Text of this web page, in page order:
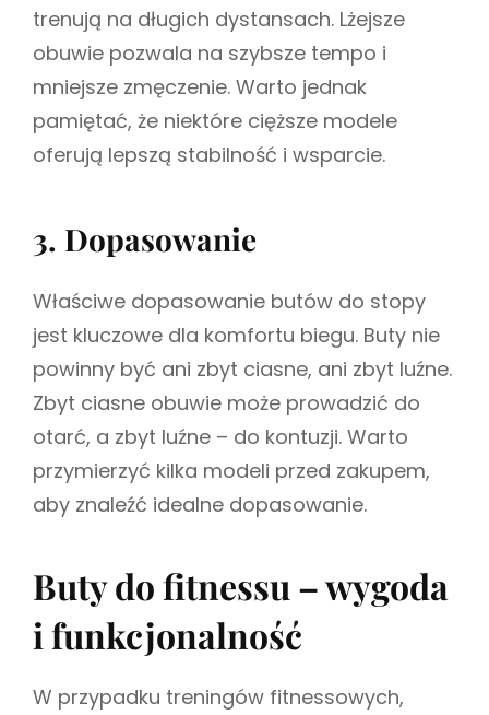
trenują na długich dystansach. Lżejsze
obuwie pozwala na szybsze tempo i
mniejsze zmęczenie. Warto jednak
pamiętać, że niektóre cięższe modele
oferują lepszą stabilność i wsparcie.
3. Dopasowanie
Właściwe dopasowanie butów do stopy
jest kluczowe dla komfortu biegu. Buty nie
powinny być ani zbyt ciasne, ani zbyt luźne.
Zbyt ciasne obuwie może prowadzić do
otarć, a zbyt luźne – do kontuzji. Warto
przymierzyć kilka modeli przed zakupem,
aby znaleźć idealne dopasowanie.
Buty do fitnessu – wygoda
i funkcjonalność
W przypadku treningów fitnessowych,